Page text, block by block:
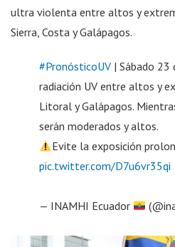
ultra violenta entre altos y
Sierra, Costa y Galápagos.
#PronósticoUV | Sábado 23
radiación UV entre altos y
Litoral y Galápagos.
serán moderados y altos.
Evite la exposición
pic.twitter.com/D7u6vr35qi
— INAMHI Ecuador